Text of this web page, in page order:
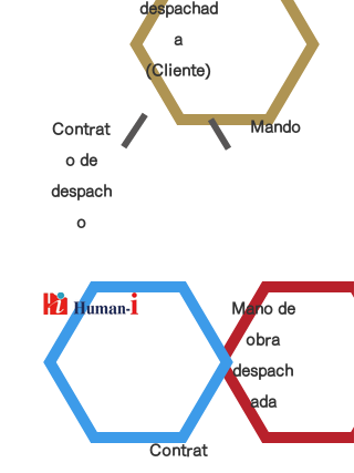
despachad
a
(Cliente)
Contrat
o de
despach
o
Mando
Contrat
Mano de
obra
despach
ada